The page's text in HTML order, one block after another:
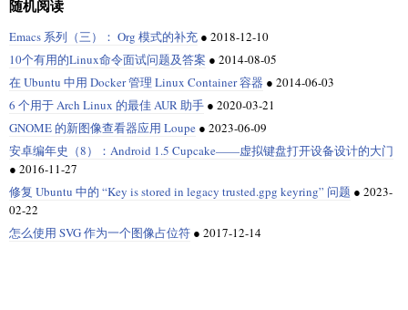
接口名称被自动基于固件，拓扑结构和位置信息来确定。现在，即使添加
或移除网络设备，接口名称仍然保持固定，而无需重新枚举，和坏掉的硬
件可以无缝替换。
* 基于接口类型的两个字母前缀:
*   en -- 以太网
*   sl -- 串行线路IP (slip)
*   wl -- wlan
*   ww -- wwan
*
* 名字类型:
*   b<number>                             -- BCMA总线和新书
*   o<index>                              -- 车载设备的索引号
在前一个主版本发布3年之后，经过至少6个月的公开测试，RHEL（Red
Hat Enterprise Linux）版本7终于发布了。这次更新表明了红帽子公司对于
5个最吸引人眼球的新特性。
1. Docker
RHEL 7中最大的新特性就是紧密集成了广受欢迎的应用程序虚拟化技术
Docker
随机阅读
Emacs 系列（三）： Org 模式的补充 ● 2018-12-10
10个有用的Linux命令面试问题及答案 ● 2014-08-05
在 Ubuntu 中用 Docker 管理 Linux Container 容器 ● 2014-06-03
6 个用于 Arch Linux 的最佳 AUR 助手 ● 2020-03-21
GNOME 的新图像查看器应用 Loupe ● 2023-06-09
安卓编年史（8）：Android 1.5 Cupcake——虚拟键盘打开设备设计的大门
● 2016-11-27
修复 Ubuntu 中的 “Key is stored in legacy trusted.gpg keyring” 问题 ● 2023-
02-22
怎么使用 SVG 作为一个图像占位符 ● 2017-12-14